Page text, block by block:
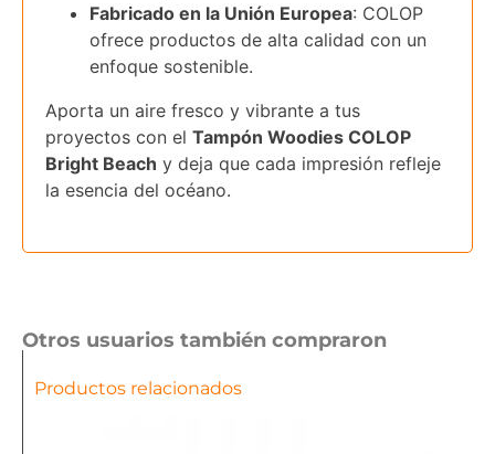
Fabricado en la Unión Europea: COLOP
ofrece productos de alta calidad con un
enfoque sostenible.
Aporta un aire fresco y vibrante a tus
proyectos con el Tampón Woodies COLOP
Bright Beach y deja que cada impresión refleje
la esencia del océano.
Otros usuarios también compraron
Productos relacionados